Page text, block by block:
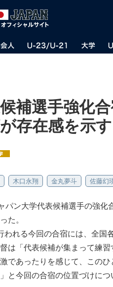
補選手強化
存在感を示す
木口永翔 金丸夢斗 佐藤幻
ン大学代表候補選手の強化
た。
れる今回の合宿には、全国
は「代表候補が集まって練
であったりを感じて、この
と今回の合宿の位置づけにつ